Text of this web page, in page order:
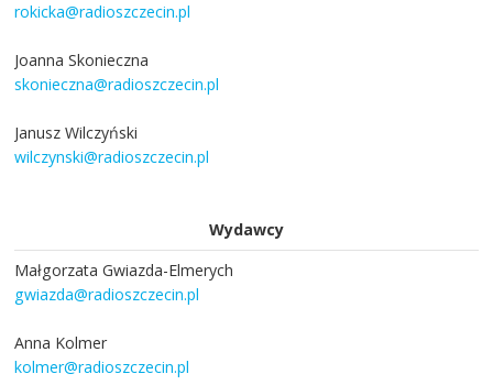
rokicka@radioszczecin.pl
Joanna Skonieczna
skonieczna@radioszczecin.pl
Janusz Wilczyński
wilczynski@radioszczecin.pl
Wydawcy
Małgorzata Gwiazda-Elmerych
gwiazda@radioszczecin.pl
Anna Kolmer
kolmer@radioszczecin.pl